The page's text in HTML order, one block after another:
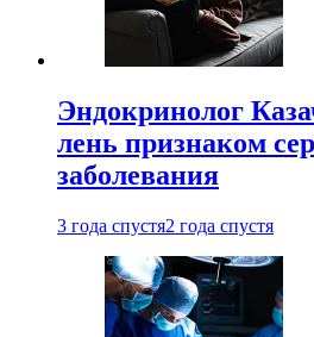
Эндокринолог
лень признаком
заболевания
3 года спустя2 года спустя